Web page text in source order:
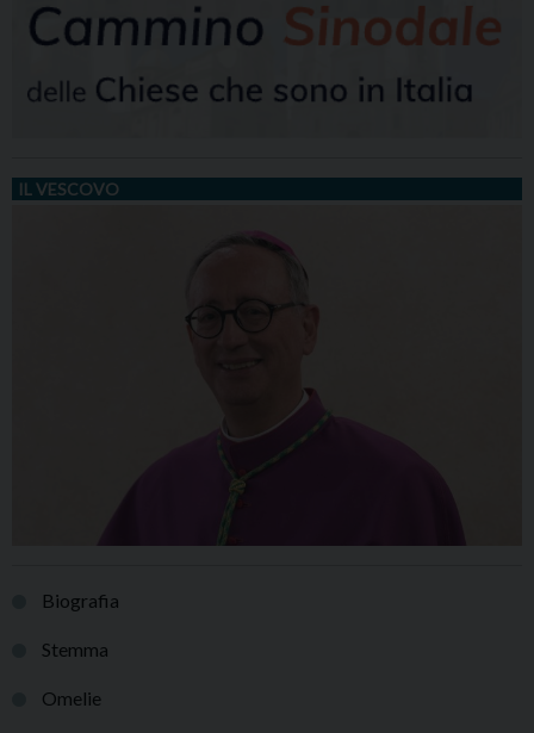
IL VESCOVO
Biografia
Stemma
Omelie